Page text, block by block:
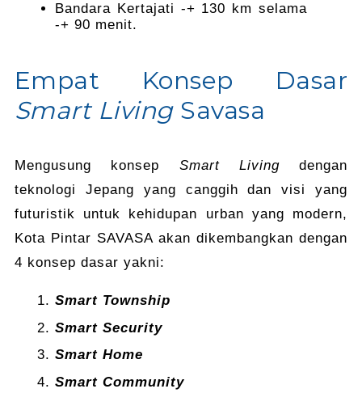
Bandara Kertajati -+ 130 km selama
-+ 90 menit.
Empat Konsep Dasar
Smart Living Savasa
Mengusung konsep Smart Livingdengan
teknologi Jepang yang canggih dan visi yang
futuristik untuk kehidupan urban yang modern,
Kota Pintar SAVASA akan dikembangkan dengan
4 konsep dasar yakni:
Smart Township
Smart Security
Smart Home
Smart Community